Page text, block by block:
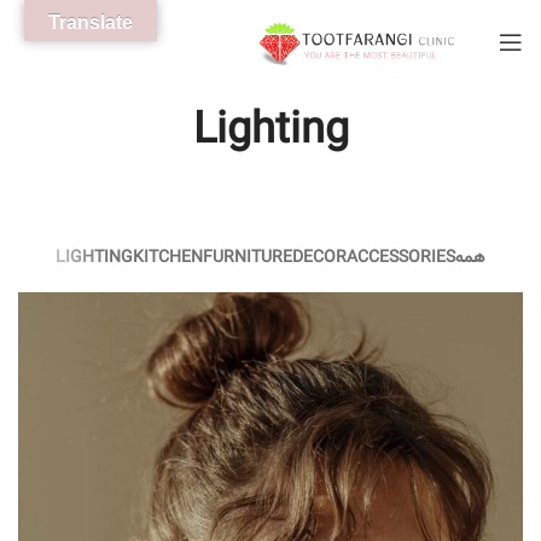
Lighting
همهACCESSORIES
DECOR
FURNITURE
KITCHEN
LIGHTING
Translate